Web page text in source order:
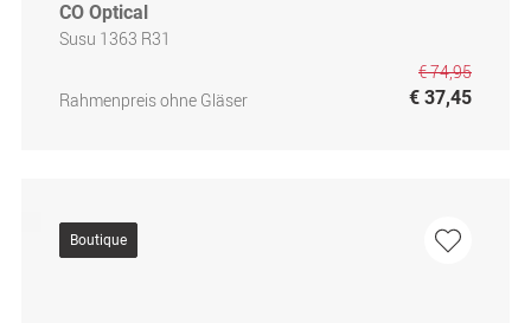
CO Optical
Susu 1363 R31
Rahmenpreis ohne Gläser
€ 74,95
€ 37,45
Boutique